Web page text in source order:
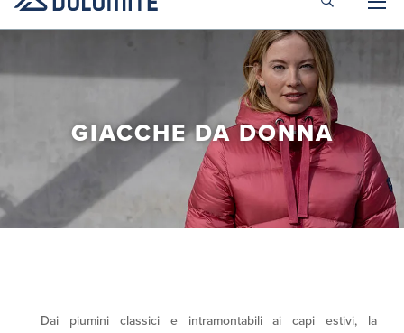
GIACCHE DA DONNA
Dai piumini classici e intramontabili ai capi estivi, la